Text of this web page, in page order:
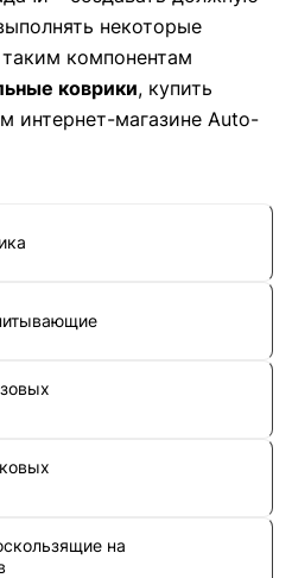
некоторые
компонентам
коврики, купить
интернет-магазине Auto-
на